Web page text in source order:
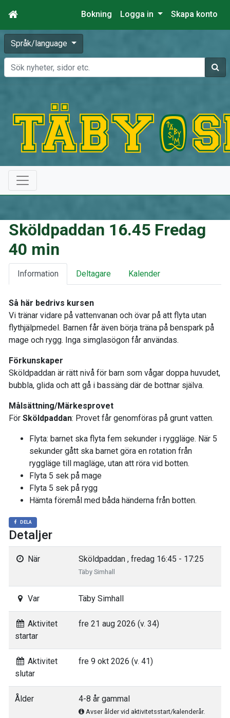
Bokning Logga in Skapa konto
Språk/language
Sök
Sköldpaddan 16.45 Fredag
40 min
Information Deltagare Kalender
Så här bedrivs kursen
Vi tränar vidare på vattenvanan och övar på att flyta utan
flythjälpmedel. Barnen får även börja träna på benspark på
mage och rygg. Inga simglasögon får användas.
Förkunskaper
Sköldpaddan är rätt nivå för barn som vågar doppa huvudet,
bubbla, glida och att gå i bassäng där de bottnar själva.
Målsättning/Märkesprovet
För Sköldpaddan: Provet får genomföras på grunt vatten.
Flyta: barnet ska flyta fem sekunder i ryggläge. När 5
sekunder gått ska barnet göra en rotation från
ryggläge till magläge, utan att röra vid botten.
Flyta 5 sek på mage
Flyta 5 sek på rygg
Hämta föremål med båda händerna från botten.
DELA
Detaljer
När Sköldpaddan , fredag 16:45 - 17:25
Täby Simhall
Var Täby Simhall
Aktivitet
startar
fre 21 aug 2026 (v. 34)
Aktivitet
slutar
fre 9 okt 2026 (v. 41)
Ålder 4-8 år gammal
Avser ålder vid aktivitetsstart/kalenderår.